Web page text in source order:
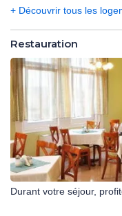
avec un petit bureau. La
+ Découvrir tous les
Restauration
Durant votre séjour,